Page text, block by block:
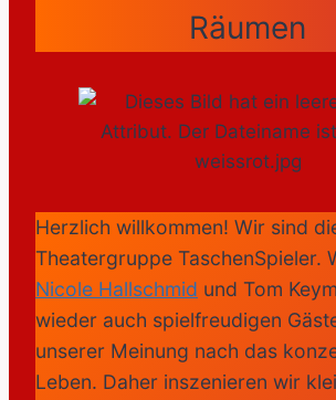
Räumen
Herzlich willkommen! Wir sind
Theatergruppe TaschenSpieler.
Nicole Hallschmid und Tom
wieder auch spielfreudigen
unserer Meinung nach das
Leben. Daher inszenieren wir